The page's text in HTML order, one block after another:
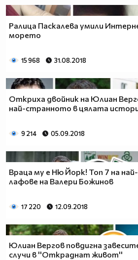
Ралица Паскалева умили
морето
15 968 31.08.2018
Откриха двойник на Юлиан
най-странното в цялата
9 214 05.09.2018
Враца му е Ню Йорк! Топ 7 на
лафове на Валери Божинов
17 220 12.09.2018
Юлиан Вергов повдигна
случи в ''Откраднат живот''